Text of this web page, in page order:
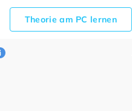
Theorie am PC lernen